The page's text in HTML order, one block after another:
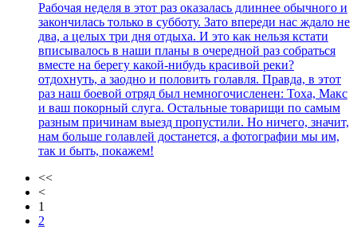
Рабочая неделя в этот раз оказалась длиннее обычного и
закончилась только в субботу. Зато впереди нас ждало не
два, а целых три дня отдыха. И это как нельзя кстати
вписывалось в наши планы в очередной раз собраться
вместе на берегу какой-нибудь красивой реки?
отдохнуть, а заодно и половить голавля. Правда, в этот
раз наш боевой отряд был немногочисленен: Тоха, Макс
и ваш покорный слуга. Остальные товарищи по самым
разным причинам выезд пропустили. Но ничего, значит,
нам больше голавлей достанется, а фотографии мы им,
так и быть, покажем!
<<
<
1
2